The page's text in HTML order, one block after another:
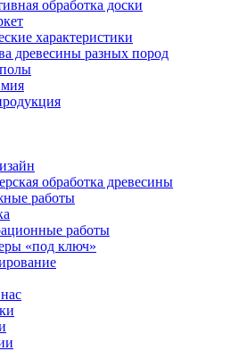
обработка доски
характеристики
древесины разных пород
обработка древесины
работы
работы
«под ключ»